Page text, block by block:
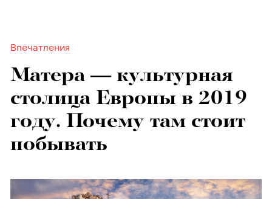
Впечатления
Матера — культурная
столица Европы в 2019
году. Почему там стоит
побывать